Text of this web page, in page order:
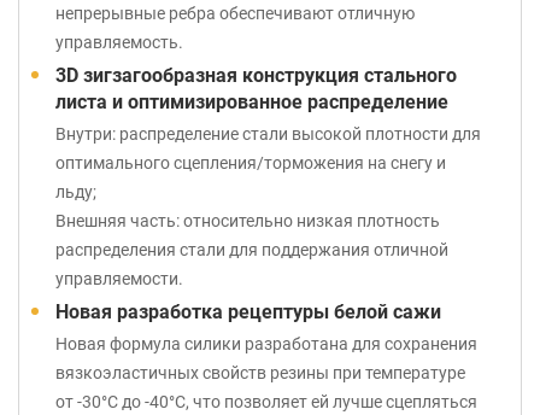
непрерывные ребра обеспечивают отличную
управляемость.
3D зигзагообразная конструкция стального
листа и оптимизированное распределение
Внутри: распределение стали высокой плотности для
оптимального сцепления/торможения на снегу и
льду;
Внешняя часть: относительно низкая плотность
распределения стали для поддержания отличной
управляемости.
Новая разработка рецептуры белой сажи
Новая формула силики разработана для сохранения
вязкоэластичных свойств резины при температуре
от -30°C до -40°C, что позволяет ей лучше сцепляться